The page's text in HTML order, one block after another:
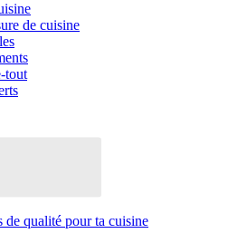
de cuisine
tout
de qualité pour ta cuisine